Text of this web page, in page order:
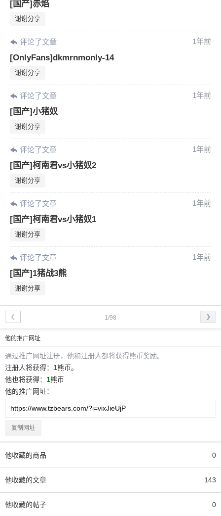
[国产]赤焰
谢谢分享
评论了文章 1年前
[OnlyFans]dkmrnmonly-14
谢谢分享
评论了文章 1年前
[国产]小猪奴
谢谢分享
评论了文章 1年前
[国产]柯南君vs小猪奴2
谢谢分享
评论了文章 1年前
[国产]柯南君vs小猪奴1
谢谢分享
评论了文章 1年前
[国产]1猪战3熊
谢谢分享
1/98
❮ ❯
他的推广网址
通过推广网址注册， 他和注册人都将获得熊币奖励。
注册人将获得： 1熊币。
他也将获得： 1熊币
他的推广网址：
复制网址
他收藏的商品 0
他收藏的文章 143
他收藏的帖子 0